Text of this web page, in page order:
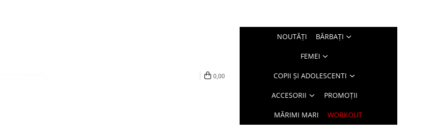
0,00
NOUTĂŢI BĂRBAŢI
FEMEI
COPII ȘI ADOLESCENTI
ACCESORII PROMOȚII
MĂRIMI MARI WORKOUT